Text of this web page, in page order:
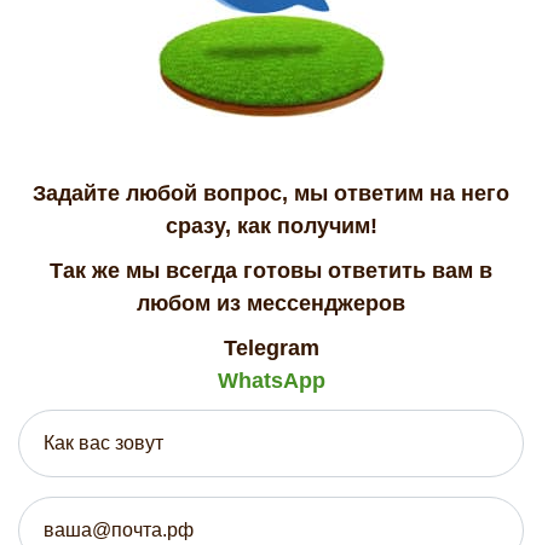
Задайте любой вопрос, мы ответим на него
сразу, как получим!
Так же мы всегда готовы ответить вам в
любом из мессенджеров
Telegram
WhatsApp